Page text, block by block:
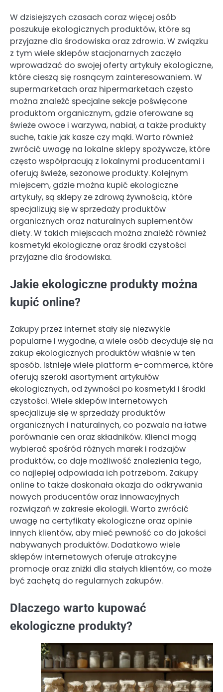
W dzisiejszych czasach coraz więcej osób
poszukuje ekologicznych produktów, które są
przyjazne dla środowiska oraz zdrowia. W związku
z tym wiele sklepów stacjonarnych zaczęło
wprowadzać do swojej oferty artykuły ekologiczne,
które cieszą się rosnącym zainteresowaniem. W
supermarketach oraz hipermarketach często
można znaleźć specjalne sekcje poświęcone
produktom organicznym, gdzie oferowane są
świeże owoce i warzywa, nabiał, a także produkty
suche, takie jak kasze czy mąki. Warto również
zwrócić uwagę na lokalne sklepy spożywcze, które
często współpracują z lokalnymi producentami i
oferują świeże, sezonowe produkty. Kolejnym
miejscem, gdzie można kupić ekologiczne
artykuły, są sklepy ze zdrową żywnością, które
specjalizują się w sprzedaży produktów
organicznych oraz naturalnych suplementów
diety. W takich miejscach można znaleźć również
kosmetyki ekologiczne oraz środki czystości
przyjazne dla środowiska.
Jakie ekologiczne produkty można
kupić online?
Zakupy przez internet stały się niezwykle
popularne i wygodne, a wiele osób decyduje się na
zakup ekologicznych produktów właśnie w ten
sposób. Istnieje wiele platform e-commerce, które
oferują szeroki asortyment artykułów
ekologicznych, od żywności po kosmetyki i środki
czystości. Wiele sklepów internetowych
specjalizuje się w sprzedaży produktów
organicznych i naturalnych, co pozwala na łatwe
porównanie cen oraz składników. Klienci mogą
wybierać spośród różnych marek i rodzajów
produktów, co daje możliwość znalezienia tego,
co najlepiej odpowiada ich potrzebom. Zakupy
online to także doskonała okazja do odkrywania
nowych producentów oraz innowacyjnych
rozwiązań w zakresie ekologii. Warto zwrócić
uwagę na certyfikaty ekologiczne oraz opinie
innych klientów, aby mieć pewność co do jakości
nabywanych produktów. Dodatkowo wiele
sklepów internetowych oferuje atrakcyjne
promocje oraz zniżki dla stałych klientów, co może
być zachętą do regularnych zakupów.
Dlaczego warto kupować
ekologiczne produkty?